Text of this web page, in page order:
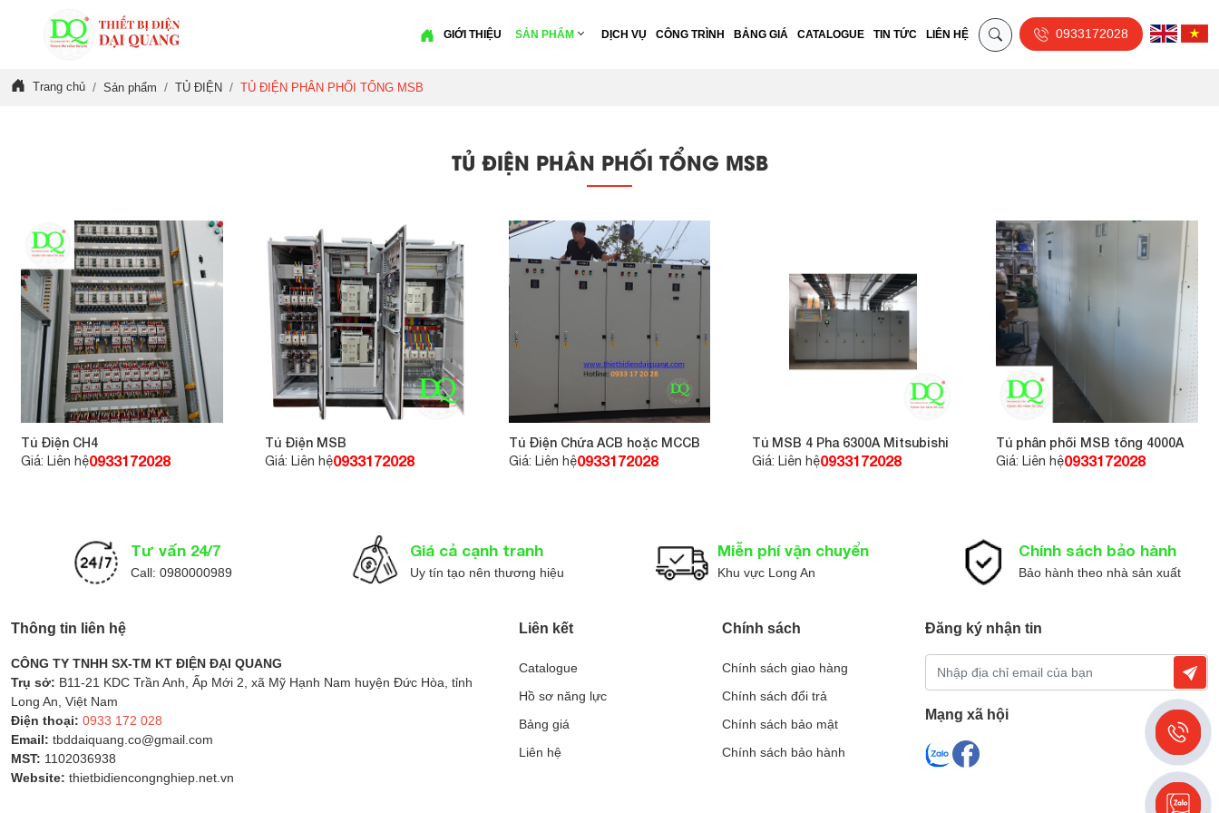
GIỚI THIỆU SẢN PHẨM DỊCH VỤ CÔNG TRÌNH BẢNG GIÁ CATALOGUE TIN TỨC LIÊN HỆ 0933172028
Trang chủ Sản phẩm TỦ ĐIỆN TỦ ĐIỆN PHÂN PHỐI TỔNG MSB
TỦ ĐIỆN PHÂN PHỐI TỔNG MSB
Tủ Điện CH4
Giá: Liên hệ0933172028
Tủ Điện MSB
Giá: Liên hệ0933172028
Tủ Điện Chứa ACB hoặc MCCB
Giá: Liên hệ0933172028
Tủ MSB 4 Pha 6300A Mitsubishi
Giá: Liên hệ0933172028
Tủ phân phối MSB tổng 4000A
Giá: Liên hệ0933172028
Tư vấn 24/7
Call: 0980000989
Giá cả cạnh tranh
Uy tín tạo nên thương hiệu
Miễn phí vận chuyển
Khu vực Long An
Chính sách bảo hành
Bảo hành theo nhà sản xuất
Thông tin liên hệ
CÔNG TY TNHH SX-TM KT ĐIỆN ĐẠI QUANG
Trụ sở: B11-21 KDC Trần Anh, Ấp Mới 2, xã Mỹ Hạnh Nam huyện Đức Hòa, tỉnh
Long An, Việt Nam
Điện thoại: 0933 172 028
Email: tbddaiquang.co@gmail.com
MST: 1102036938
Website: thietbidiencongnghiep.net.vn
Liên kết
Catalogue
Hồ sơ năng lực
Bảng giá
Liên hệ
Chính sách
Chính sách giao hàng
Chính sách đổi trả
Chính sách bảo mật
Chính sách bảo hành
Đăng ký nhận tin
Mạng xã hội